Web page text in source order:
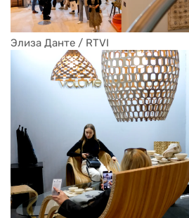
Элиза Данте / RTVI